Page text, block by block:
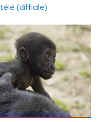
(difficile)